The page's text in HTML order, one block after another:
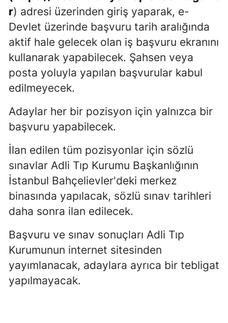
Hakkari
Isparta
Mersin
İzmir
Kastamonu
Kayseri
Kırklareli
Konya
r) adresi üzerinden giriş yaparak, e-
Devlet üzerinde başvuru tarih aralığında
aktif hale gelecek olan iş başvuru ekranını
kullanarak yapabilecek. Şahsen veya
posta yoluyla yapılan başvurular kabul
edilmeyecek.
Adaylar her bir pozisyon için yalnızca bir
başvuru yapabilecek.
İlan edilen tüm pozisyonlar için sözlü
sınavlar Adli Tıp Kurumu Başkanlığının
İstanbul Bahçelievler'deki merkez
binasında yapılacak, sözlü sınav tarihleri
daha sonra ilan edilecek.
Başvuru ve sınav sonuçları Adli Tıp
Kurumunun internet sitesinden
yayımlanacak, adaylara ayrıca bir tebligat
yapılmayacak.